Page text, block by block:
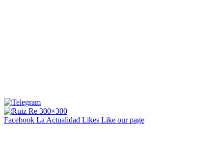
Facebook La Actualidad Likes Like our page